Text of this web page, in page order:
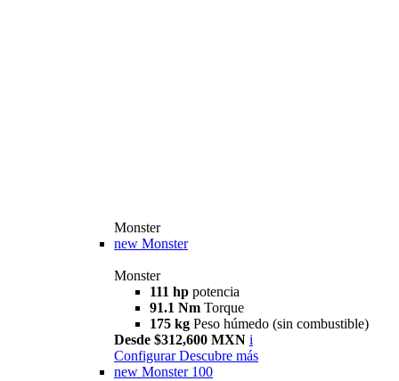
Monster
new Monster
Monster
111 hp potencia
91.1 Nm Torque
175 kg Peso húmedo (sin combustible)
Desde $312,600 MXN i
Configurar Descubre más
new Monster 100